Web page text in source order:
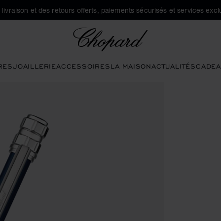
livraison et des retours offerts, paiements sécurisés et services
JOAILLERIEACCESSOIRESLA MAISONACTUALITÉS